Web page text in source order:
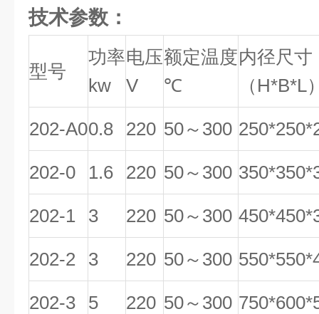
技术参数：
型号
功率
kw
电压
V
额定温度
℃
内径尺寸
（H*B*L
202-A00.8 220 50～300
202-0 1.6 220 50～300
202-1 3 220 50～300
202-2 3 220 50～300
202-3 5 220 50～300